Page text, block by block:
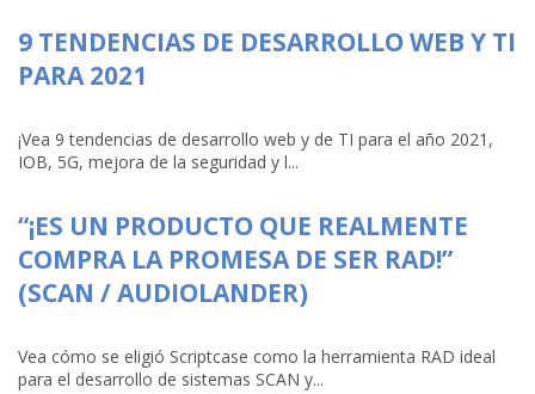
9 TENDENCIAS DE DESARROLLO WEB Y TI
PARA 2021
¡Vea 9 tendencias de desarrollo web y de TI para el año 2021,
IOB, 5G, mejora de la seguridad y l...
“¡ES UN PRODUCTO QUE REALMENTE
COMPRA LA PROMESA DE SER RAD!”
(SCAN / AUDIOLANDER)
Vea cómo se eligió Scriptcase como la herramienta RAD ideal
para el desarrollo de sistemas SCAN y...